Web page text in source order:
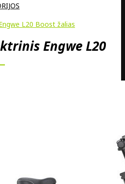
L20 Boost žalias
Engwe L20